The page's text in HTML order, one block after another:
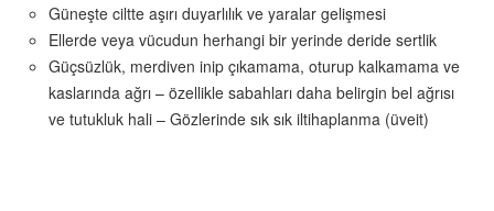
Güneşte ciltte aşırı duyarlılık ve yaralar gelişmesi
Ellerde veya vücudun herhangi bir yerinde deride sertlik
Güçsüzlük, merdiven inip çıkamama, oturup kalkamama ve
kaslarında ağrı – özellikle sabahları daha belirgin bel ağrısı
ve tutukluk hali – Gözlerinde sık sık iltihaplanma (üveit)